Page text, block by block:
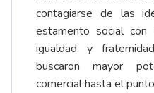
contagiarse de las
estamento social
igualdad y
buscaron mayor
comercial hasta el